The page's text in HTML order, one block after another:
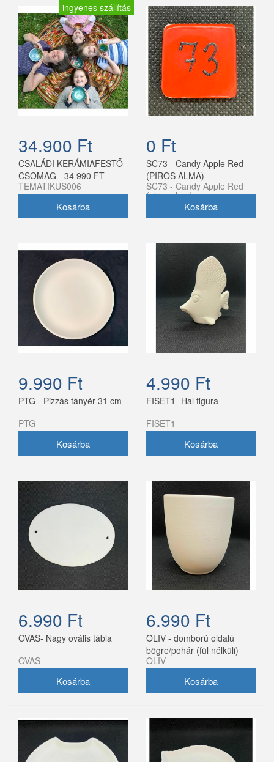
ingyenes szállítás
34.900 Ft
CSALÁDI KERÁMIAFESTŐ
CSOMAG - 34 990 FT
TEMATIKUS006
0 Ft
SC73 - Candy Apple Red
(PIROS ALMA)
SC73 - Candy Apple Red
(piros alma)
9.990 Ft
PTG - Pizzás tányér 31 cm
PTG
4.990 Ft
FISET1- Hal figura
FISET1
6.990 Ft
OVAS- Nagy ovális tábla
OVAS
6.990 Ft
OLIV - domború oldalú
bögre/pohár (fül nélküli)
OLIV